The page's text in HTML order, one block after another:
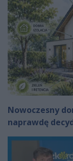
Nowoczesny
naprawdę